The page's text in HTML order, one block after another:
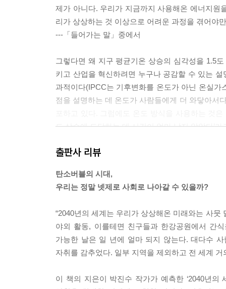
제가 아니다. 우리가 지금까지 사용해온 에너지원
리가 상상하는 것 이상으로 어려운 과정을 겪어야
---「들어가는 말」중에서
그렇다면 왜 지구 평균기온 상승의 심각성을 1.5
키고 산업을 혁신하려면 누구나 공감할 수 있는
과적이다(IPCC는 기후변화를 온도가 아닌 온실가
점을 설명하는 데 온도가 사람들에게 더 와닿아서
도 상승에 도달하는 데 시간이 얼마 남지 않았다’
준으로 비용을 지불하게 하는 ‘탄소세(Carbon
도록 하는 ‘배출권거래제(Emission Trading
가격’ ‘배출권거래제 가격’ ‘탄소세’ 등 탄소가
건이 가정된다면 탄소가격을 구분할 필요가 없겠
를 정확하게 이해하려면 어떤 맥락에서 각 개념이
---「기후와 경제: 탄소에 가격을 매기다」중에서
기후변화에 대처하기 위해서는 지금의 에너지 생
출판사 리뷰
탄소버블의 시대,
우리는 정말 넷제로 사회로 나아갈 수 있을까?
“2040년의 세계는 우리가 상상해온 미래와는 사
야외 활동, 이를테면 친구들과 한강공원에서 간
가능한 날은 일 년에 얼마 되지 않는다. 대다수
자취를 감추었다. 일부 지역을 제외하고 전 세계
이 책의 지은이 박진수 작가가 예측한 ‘2040년의